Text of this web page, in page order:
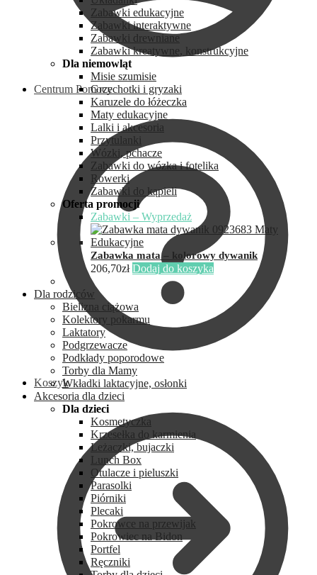
Centrum Pomocy
Koszyk
Zabawki edukacyjne
Zabawki interaktywne
Zabawki drewniane
Zabawki kreatywne, konstrukcyjne
Dla niemowląt
Misie szumisie
Grzechotki i gryzaki
Karuzele do łóżeczka
Maty edukacyjne
Lalki i akcesoria
Przytulanki
Wózki, pchacze
Zabawki do wózka i fotelika
Rowerki
Zabawki do kąpieli
Oferta promocji
Zabawki – Wyprzedaż
Zabawka mata – kolorowy dywanik
206,70zł Dodaj do koszyka
Dla rodziców
Bielizna ciążowa
Kolektory pokarmu
Laktatory
Podgrzewacze
Podkłady poporodowe
Torby dla Mamy
Wkładki laktacyjne, osłonki
Akcesoria dla dzieci
Dla dzieci
Kosmetyczka
Krzesełka do karmienia
Leżaczki, bujaczki
Lunch Box
Otulacze i pieluszki
Parasolki
Piórniki
Plecaki
Pokrowce na przewijak
Pokrowiec na Bidon
Portfel
Ręczniki